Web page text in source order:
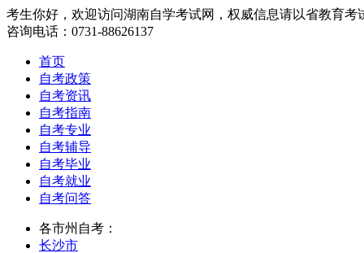
考生你好，欢迎访问湖南自学考试网，权威信息请以省教育考
咨询电话：0731-88626137
首页
自考政策
自考资讯
自考指南
自考专业
自考辅导
自考毕业
自考就业
自考问答
各市州自考：
长沙市